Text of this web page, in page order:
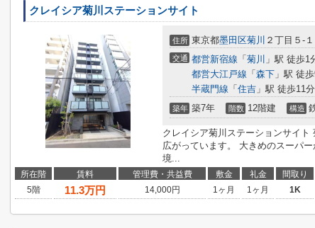
クレイシア菊川ステーションサイト
住所 東京都墨田区菊川 ２丁目５-１
交通 都営新宿線 「 菊川 」駅 徒歩1
都営大江戸線 「 森下 」駅 徒
半蔵門線 「 住吉 」駅 徒歩11分
築年 築7年 階数 12階建 構造
クレイシア菊川ステーションサイ
広がっています。 大きめのスーパ
境...
所在階 賃料 管理費・共益費 敷金 礼金 間取り
5階
11.3万円 14,000円 1ヶ月 1ヶ月 1K